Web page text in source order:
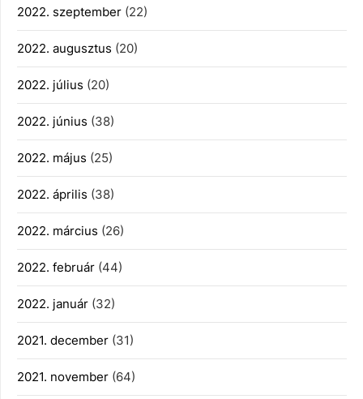
2022. szeptember (22)
2022. augusztus (20)
2022. július (20)
2022. június (38)
2022. május (25)
2022. április (38)
2022. március (26)
2022. február (44)
2022. január (32)
2021. december (31)
2021. november (64)